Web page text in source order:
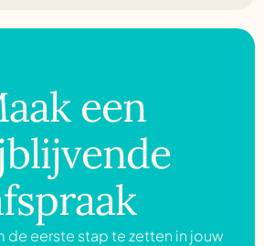
een
de eerste stap te zetten in jouw